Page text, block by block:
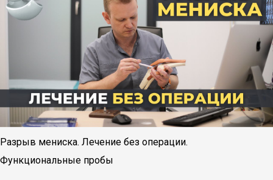
Разрыв мениска. Лечение без операции.
Функциональные пробы